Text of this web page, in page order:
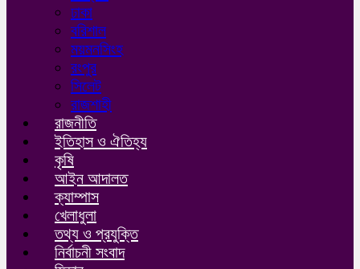
ঢাকা
বরিশাল
ময়মনসিংহ
রংপুর
সিলেট
রাজশাহী
রাজনীতি
ইতিহাস ও ঐতিহ্য
কৃষি
আইন আদালত
ক্যাম্পাস
খেলাধুলা
তথ্য ও প্রযুক্তি
নির্বাচনী সংবাদ